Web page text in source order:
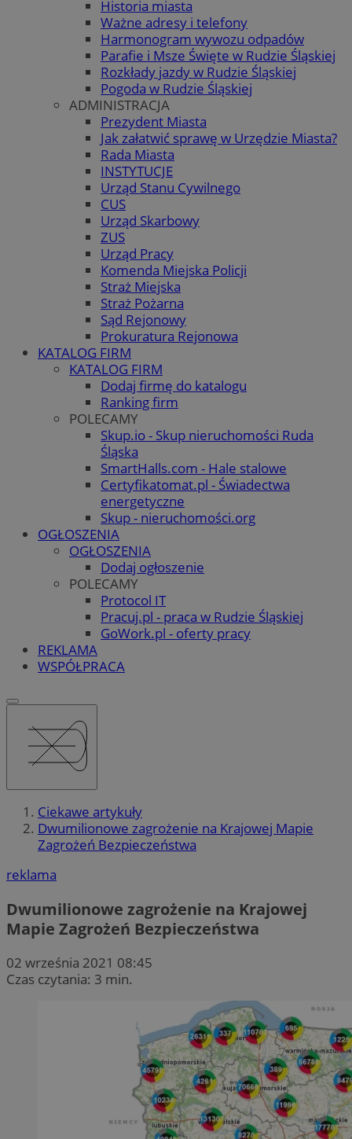
Historia miasta
Ważne adresy i telefony
Harmonogram wywozu odpadów
Parafie i Msze Święte w Rudzie Śląskiej
Rozkłady jazdy w Rudzie Śląskiej
Pogoda w Rudzie Śląskiej
ADMINISTRACJA
Prezydent Miasta
Jak załatwić sprawę w Urzędzie Miasta?
Rada Miasta
INSTYTUCJE
Urząd Stanu Cywilnego
CUS
Urząd Skarbowy
ZUS
Urząd Pracy
Komenda Miejska Policji
Straż Miejska
Straż Pożarna
Sąd Rejonowy
Prokuratura Rejonowa
KATALOG FIRM
KATALOG FIRM
Dodaj firmę do katalogu
Ranking firm
POLECAMY
Skup.io - Skup nieruchomości Ruda
Śląska
SmartHalls.com - Hale stalowe
Certyfikatomat.pl - Świadectwa
energetyczne
Skup - nieruchomości.org
OGŁOSZENIA
OGŁOSZENIA
Dodaj ogłoszenie
POLECAMY
Protocol IT
Pracuj.pl - praca w Rudzie Śląskiej
GoWork.pl - oferty pracy
REKLAMA
WSPÓŁPRACA
Ciekawe artykuły
Dwumilionowe zagrożenie na Krajowej Mapie
Zagrożeń Bezpieczeństwa
reklama
Dwumilionowe zagrożenie na Krajowej
Mapie Zagrożeń Bezpieczeństwa
02 września 2021 08:45
Czas czytania: 3 min.